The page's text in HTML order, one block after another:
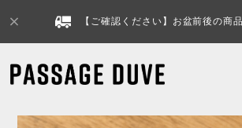
【ご確認ください】お盆前後の商